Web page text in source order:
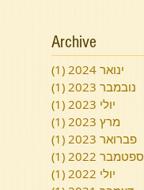
Archive
ינואר 2024 (1)
נובמבר 2023
(1)
יולי 2023
(1)
מרץ 2023
(1)
פברואר 2023
(1)
ספטמבר 2022
(1)
יולי 2022
(1)